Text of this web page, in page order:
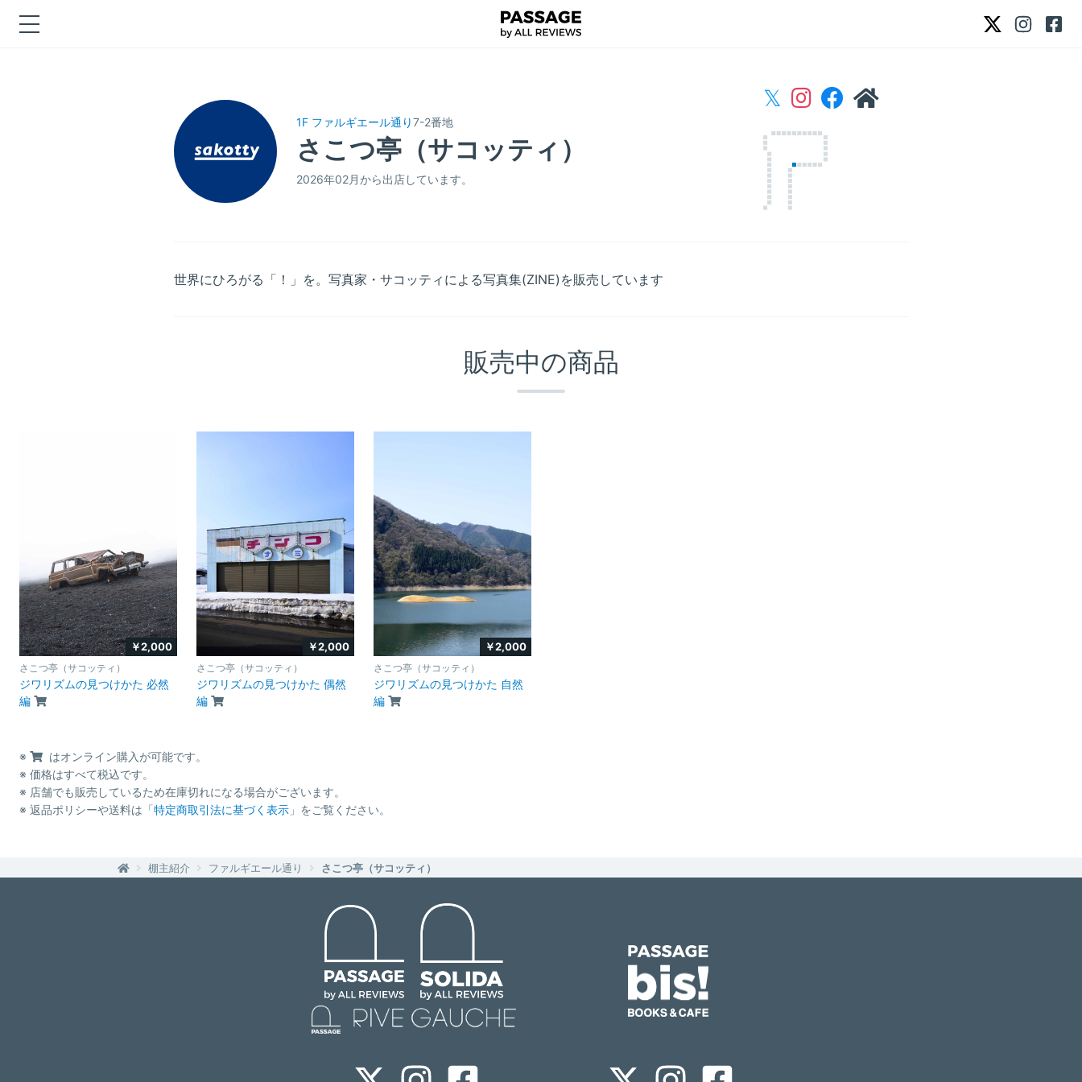
1F ファルギエール通り7-2番地
さこつ亭（サコッティ）
2026年02月から出店しています。
世界にひろがる「！」を。写真家・サコッティによる写真集(ZINE)を販売しています
販売中の商品
￥2,000
さこつ亭（サコッティ）
ジワリズムの見つけかた 必然
編
￥2,000
さこつ亭（サコッティ）
ジワリズムの見つけかた 偶然
編
￥2,000
さこつ亭（サコッティ）
ジワリズムの見つけかた 自然
編
※
はオンライン購入が可能です。
※ 価格はすべて税込です。
※ 店舗でも販売しているため在庫切れになる場合がございます。
※ 返品ポリシーや送料は「特定商取引法に基づく表示 」をご覧ください。
棚主紹介 ファルギエール通り さこつ亭（サコッティ）